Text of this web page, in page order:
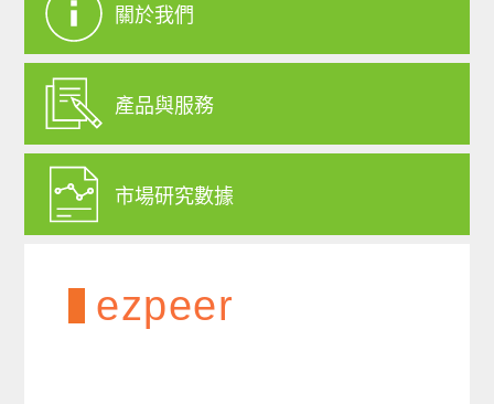
關於我們
產品與服務
市場研究數據
ezpeer